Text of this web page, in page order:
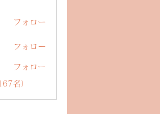
フォロー
フォロー
フォロー
名）